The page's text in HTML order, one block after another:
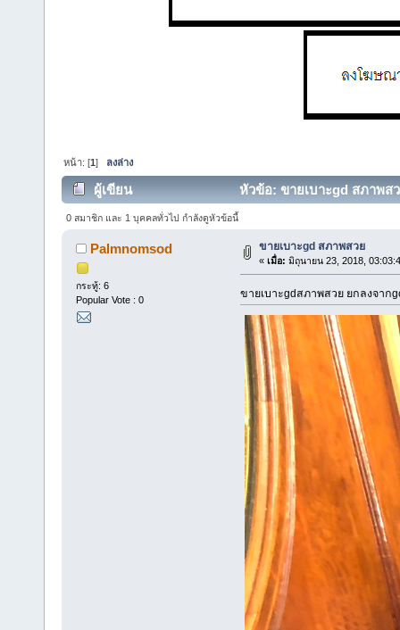
หน้า: [1] ลงล่าง
ผู้เขียน หัวข้อ: ขายเบาะgd สภาพส
0 สมาชิก และ 1 บุคคลทั่วไป กำลังดูหัวข้อนี้
Palmnomsod
กระทู้: 6
Popular Vote : 0
ขายเบาะgd สภาพสวย
« เมื่อ: มิถุนายน 23, 2018,
ขายเบาะgdสภาพสวย ยกลงจาก